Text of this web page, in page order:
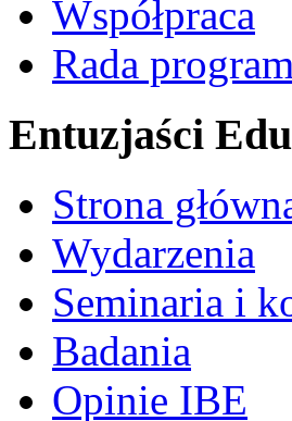
Współpraca
Rada
Entuzjaści
Strona
Wydarzenia
Seminaria i
Badania
Opinie IBE